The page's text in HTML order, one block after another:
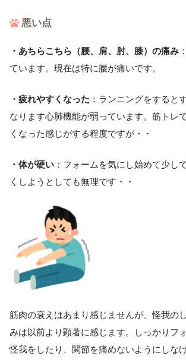
悪い点
・あちらこちら（腰、肩、肘、膝）の痛み
ています。現在は特に腰が痛いです。
・疲れやすくなった ：ランニングをすると
なります心肺機能が弱っています。筋トレ
くなった感じがする程度ですが・・
・体が硬い ：フォームを気にし始めて少し
くしようとしても無理です・・
筋肉の衰えはあまり感じませんが、怪我の
みは以前より顕著に感じます。しっかりフ
怪我をしたり、関節を痛めないようにしな